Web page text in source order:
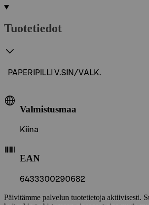
Tuotetiedot
PAPERIPILLI V.SIN/VALK.
Valmistusmaa
Kiina
EAN
6433300290682
Päivitämme palvelun tuotetietoja aktiivisesti.